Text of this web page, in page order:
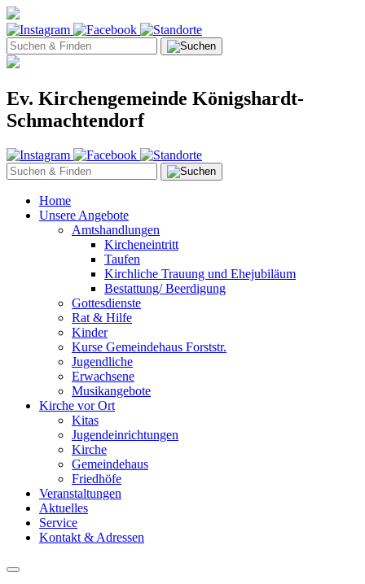
Ev. Kirchengemeinde Königshardt-
Schmachtendorf
Home
Unsere Angebote
Amtshandlungen
Kircheneintritt
Taufen
Kirchliche Trauung und Ehejubiläum
Bestattung/ Beerdigung
Gottesdienste
Rat & Hilfe
Kinder
Kurse Gemeindehaus Forststr.
Jugendliche
Erwachsene
Musikangebote
Kirche vor Ort
Kitas
Jugendeinrichtungen
Kirche
Gemeindehaus
Friedhöfe
Veranstaltungen
Aktuelles
Service
Kontakt & Adressen